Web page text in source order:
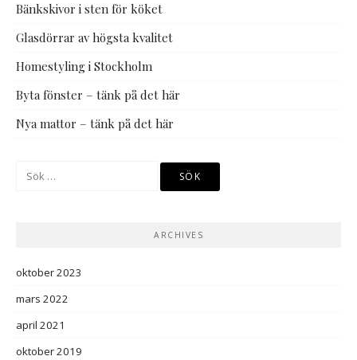
Bänkskivor i sten för köket
Glasdörrar av högsta kvalitet
Homestyling i Stockholm
Byta fönster – tänk på det här
Nya mattor – tänk på det här
Sök
ARCHIVES
oktober 2023
mars 2022
april 2021
oktober 2019